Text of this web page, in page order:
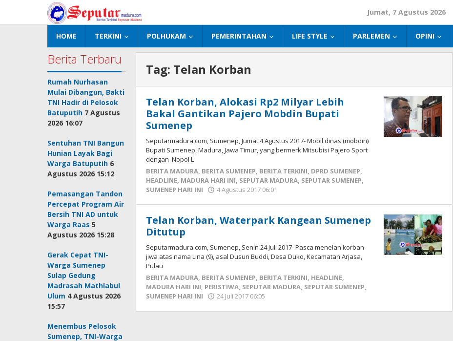
konten
Jumat, 7 Agustus 2026
HOME TERKINI POLHUKAM PEMERINTAHAN LIFE STYLE PARLEMEN OPINI
Berita Terbaru
Rumah Nurhasan
Mulai Dibangun, Bakti
TNI Hadir di Pelosok
Batuputih 7 Agustus
2026 16:07
Sentuhan TNI Bangun
Hunian Layak Bagi
Warga Batuputih 6
Agustus 2026 15:12
Pemasangan Tandon
Percepat Program Air
Bersih TNI AD untuk
Warga Raas 5
Agustus 2026 15:28
Gerak Cepat TNI-
Warga Sumenep
Sulap Gedung
Madrasah Mathlabul
Ulum 4 Agustus 2026
15:57
Menembus Pelosok
Sumenep, TNI-Warga
Tag: Telan Korban
Telan Korban, Alokasi Rp2 Milyar Lebih
Bakal Gantikan Pajero Mobdin Bupati
Sumenep
Seputarmadura.com, Sumenep, Jumat 4 Agustus 2017- Mobil dinas (mobdin)
Bupati Sumenep, Madura, Jawa Timur, yang bermerk Mitsubisi Pajero Sport
dengan Nopol L
BERITA MADURA, BERITA SUMENEP, BERITA TERKINI, DPRD SUMENEP,
HEADLINE, MADURA HARI INI, SEPUTAR MADURA, SEPUTAR SUMENEP,
SUMENEP HARI INI
4 Agustus 2017 06:01
Telan Korban, Waterpark Kangean Sumenep
Ditutup
Seputarmadura.com, Sumenep, Senin 24 Juli 2017- Pasca menelan korban
jiwa atas nama Lina (9), asal Dusun Buddi, Desa Duko, Kecamatan Arjasa,
Pulau
BERITA MADURA, BERITA SUMENEP, BERITA TERKINI, HEADLINE,
MADURA HARI INI, PERISTIWA, SEPUTAR MADURA, SEPUTAR SUMENEP,
SUMENEP HARI INI
24 Juli 2017 06:05